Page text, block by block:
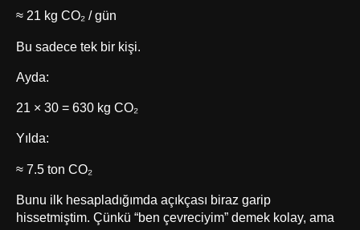
≈ 21 kg CO₂ / gün
Bu sadece tek bir kişi.
Ayda:
21 × 30 = 630 kg CO₂
Yılda:
≈ 7.5 ton CO₂
Bunu ilk hesapladığımda açıkçası biraz garip
hissetmiştim. Çünkü “ben çevreciyim” demek kolay, ama